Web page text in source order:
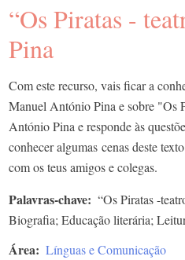
“Os Piratas -
Pina
Com este recurso, vais ficar a
Manuel António Pina e sobre "Os
António Pina e responde às
conhecer algumas cenas deste
com os teus amigos e colegas.
Palavras-chave
“Os Piratas -
Biografia; Educação literária;
Área Línguas e Comunicação